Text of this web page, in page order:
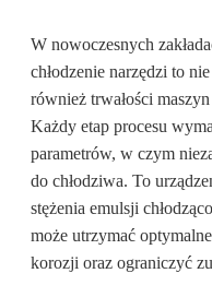
W nowoczesnych
chłodzenie narzędzi to
również trwałości
Każdy etap procesu
parametrów, w czym
do chłodziwa. To
stężenia emulsji
może utrzymać
korozji oraz ograniczyć